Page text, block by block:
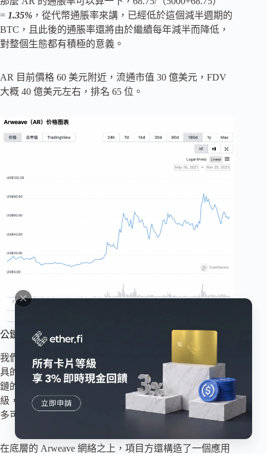
= 1.35% ，從代幣通脹率來講，已經低於這個減半週期的
BTC，且此後的通脹率還將由於繼續每年減半而降低，
對整個生態都有積極的意義。
AR 目前價格 60 美元附近，流通市值 30 億美元，FDV
大概 40 億美元左右，排名 65 位。
公鏈的特性
我們習慣了 Arweave 和 Filecoin 等協議作為一個存儲工
具的存在，各方面來講，把他們當作對智能合約平台公
鏈的補充，畢竟在 Web3.0 協議棧中，它們處在不同的層
級，但是當我們再看深一點之後可以發現 Arweave 的更
多可能性。
在底層的 Arweave 網絡之上，項目方還構造了一個應用